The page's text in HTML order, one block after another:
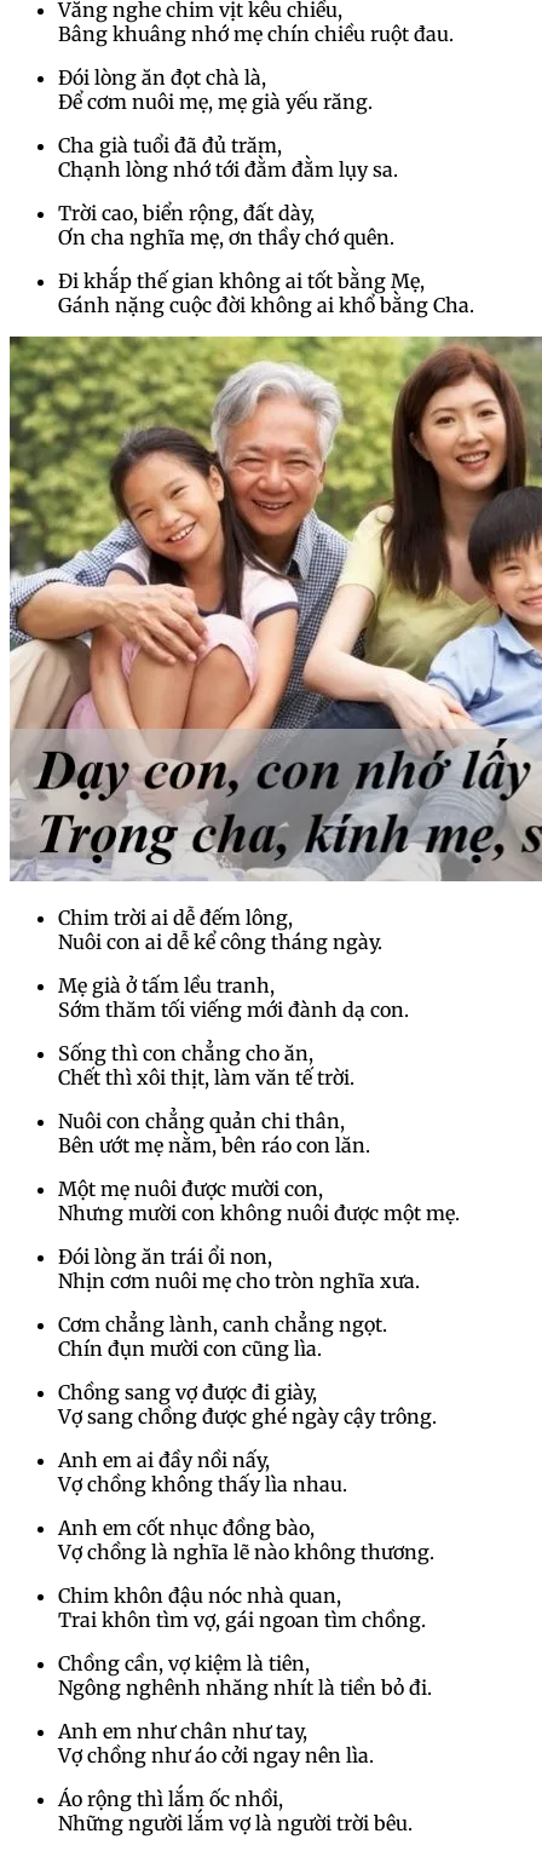
Vắng nghe chim vịt kêu chiều,
Bâng khuâng nhớ mẹ chín chiều ruột đau.
Đói lòng ăn đọt chà là,
Để cơm nuôi mẹ, mẹ già yếu răng.
Cha già tuổi đã đủ trăm,
Chạnh lòng nhớ tới đằm đằm lụy sa.
Trời cao, biển rộng, đất dày,
Ơn cha nghĩa mẹ, ơn thầy chớ quên.
Đi khắp thế gian không ai tốt bằng Mẹ,
Gánh nặng cuộc đời không ai khổ bằng Cha.
Chim trời ai dễ đếm lông,
Nuôi con ai dễ kể công tháng ngày.
Mẹ già ở tấm lều tranh,
Sớm thăm tối viếng mới đành dạ con.
Sống thì con chẳng cho ăn,
Chết thì xôi thịt, làm văn tế trời.
Nuôi con chẳng quản chi thân,
Bên ướt mẹ nằm, bên ráo con lăn.
Một mẹ nuôi được mười con,
Nhưng mười con không nuôi được một mẹ.
Đói lòng ăn trái ổi non,
Nhịn cơm nuôi mẹ cho tròn nghĩa xưa.
Cơm chẳng lành, canh chẳng ngọt.
Chín đụn mười con cũng lìa.
Chồng sang vợ được đi giày,
Vợ sang chồng được ghé ngày cậy trông.
Anh em ai đầy nồi nấy,
Vợ chồng không thấy lìa nhau.
Anh em cốt nhục đồng bào,
Vợ chồng là nghĩa lẽ nào không thương.
Chim khôn đậu nóc nhà quan,
Trai khôn tìm vợ, gái ngoan tìm chồng.
Chồng cần, vợ kiệm là tiên,
Ngông nghênh nhăng nhít là tiền bỏ đi.
Anh em như chân như tay,
Vợ chồng như áo cởi ngay nên lìa.
Áo rộng thì lắm ốc nhồi,
Những người lắm vợ là người trời bêu.